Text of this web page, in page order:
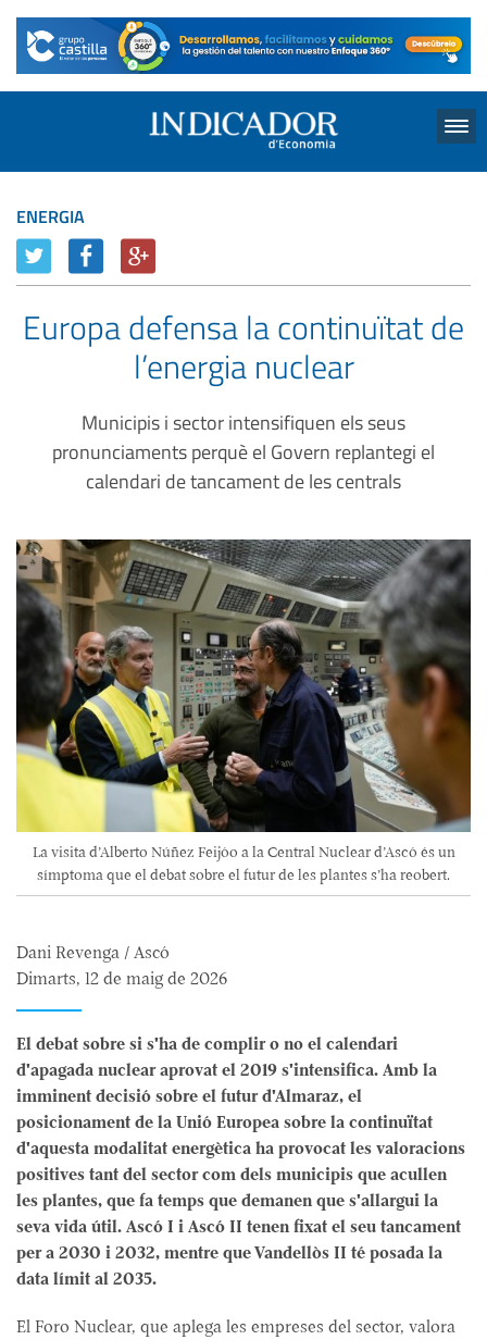
ENERGIA
Europa defensa la continuïtat de
l’energia nuclear
Municipis i sector intensifiquen els seus
pronunciaments perquè el Govern replantegi el
calendari de tancament de les centrals
La visita d’Alberto Núñez Feijóo a la Central Nuclear d’Ascó és un
símptoma que el debat sobre el futur de les plantes s’ha reobert.
Dani Revenga / Ascó
Dimarts, 12 de maig de 2026
El debat sobre si s'ha de complir o no el calendari
d'apagada nuclear aprovat el 2019 s'intensifica. Amb la
imminent decisió sobre el futur d'Almaraz, el
posicionament de la Unió Europea sobre la continuïtat
d'aquesta modalitat energètica ha provocat les valoracions
positives tant del sector com dels municipis que acullen
les plantes, que fa temps que demanen que s'allargui la
seva vida útil. Ascó I i Ascó II tenen fixat el seu tancament
per a 2030 i 2032, mentre que Vandellòs II té posada la
data límit al 2035.
El Foro Nuclear, que aplega les empreses del sector, valora